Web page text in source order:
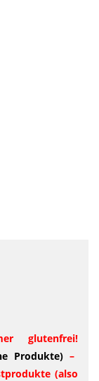
glutenfrei!
Produkte) –
(also